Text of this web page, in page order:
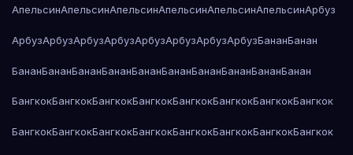
АпельсинАпельсинАпельсинАпельсинАпельсинАпельсинАрбуз
АрбузАрбузАрбузАрбузАрбузАрбузАрбузАрбузБананБанан
БананБананБананБананБананБананБананБананБананБанан
БангкокБангкокБангкокБангкокБангкокБангкокБангкокБангкок
БангкокБангкокБангкокБангкокБангкокБангкокБангкокБангкок